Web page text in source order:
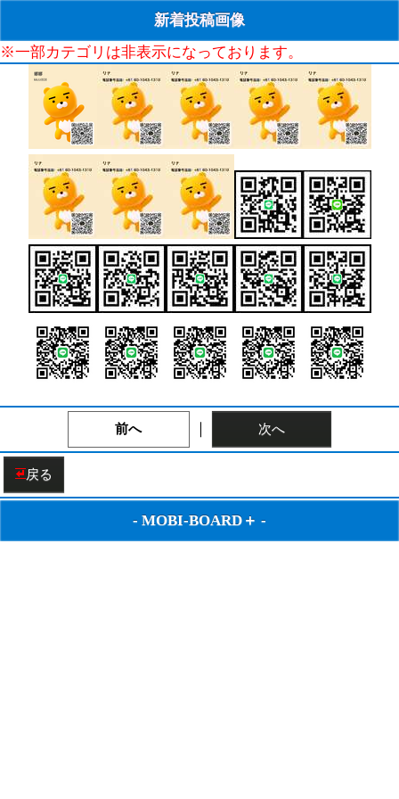
新着投稿画像
※一部カテゴリは非表示になっております。
前へ ｜ 次へ
戻る
- MOBI-BOARD＋ -